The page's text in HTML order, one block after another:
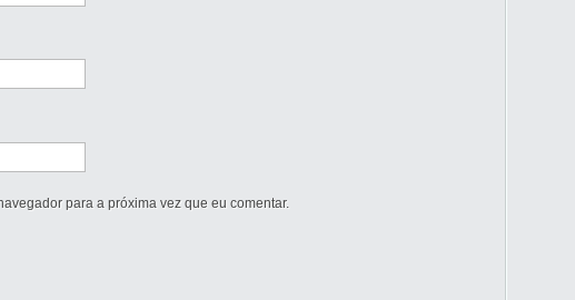
para a próxima vez que eu comentar.